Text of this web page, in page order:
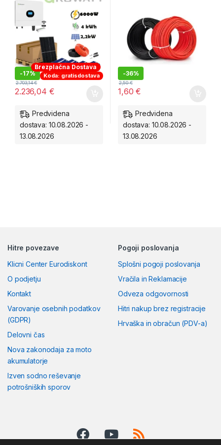
-17%
Brezplačna Dostava
Koda: gratisdostava
2.236,04 €
2.703,14€
Predvidena
dostava: 10.08.2026 -
13.08.2026
-36%
1,60€
2,50€
Predvidena
dostava: 10.08.2026 -
13.08.2026
Hitre povezave
Klicni Center Eurodiskont
O podjetju
Kontakt
Varovanje osebnih podatkov
(GDPR)
Delovni čas
Nova zakonodaja za moto
akumulatorje
Izven sodno reševanje
potrošniških sporov
Pogoji poslovanja
Splošni pogoji poslovanja
Vračila in Reklamacije
Odveza odgovornosti
Hitri nakup brez registracije
Hrvaška in obračun (PDV-a)